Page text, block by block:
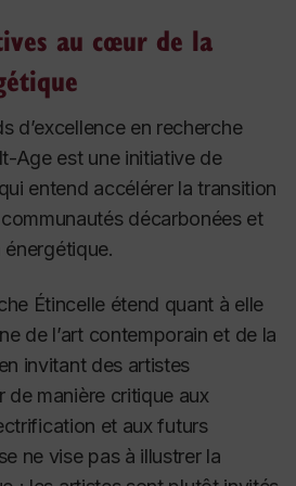
au cœur de la
d’excellence en recherche
Age est une initiative de
entend accélérer la transition
décarbonées et
énergétique.
Étincelle étend quant à elle
de l’art contemporain et de la
invitant des artistes
de manière critique aux
et aux futurs
ne vise pas à illustrer la